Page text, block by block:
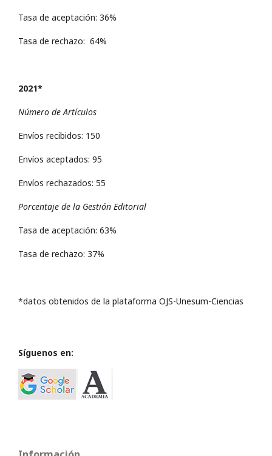
Tasa de aceptación: 36%
Tasa de rechazo: 64%
2021*
Número de Artículos
Envíos recibidos: 150
Envíos aceptados: 95
Envíos rechazados: 55
Porcentaje de la Gestión Editorial
Tasa de aceptación: 63%
Tasa de rechazo: 37%
*datos obtenidos de la plataforma OJS-Unesum-Ciencias
Síguenos en: